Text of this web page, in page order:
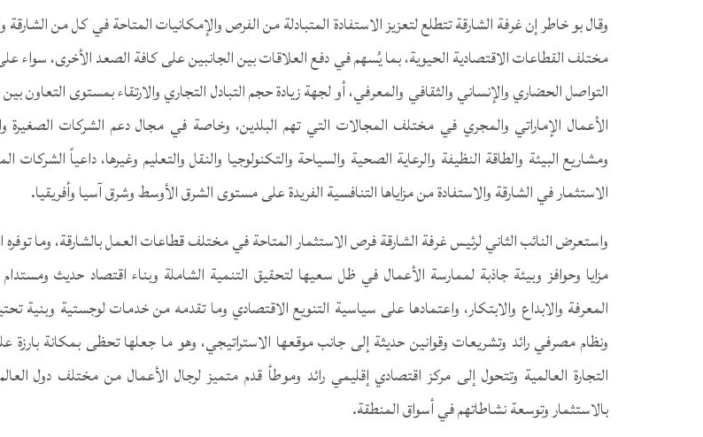
وقال بو خاطر إن غرفة الشارقة تتطلع لتعزيز الاستفادة المتبادلة من الفرص والإمكانيات المتاحة في كل من
مختلف القطاعات الاقتصادية الحيوية، بما يُسهم في دفع العلاقات بين الجانبين على كافة الصعد الأخرى، سواء
التواصل الحضاري والإنساني والثقافي والمعرفي، أو لجهة زيادة حجم التبادل التجاري والارتقاء بمستوى التعاون
الأعمال الإماراتي والمجري في مختلف المجالات التي تهم البلدين، وخاصة في مجال دعم الشركات الصغيرة
ومشاريع البيئة والطاقة النظيفة والرعاية الصحية والسياحة والتكنولوجيا والنقل والتعليم وغيرها، داعياً الشركات
الاستثمار في الشارقة والاستفادة من مزاياها التنافسية الفريدة على مستوى الشرق الأوسط وشرق آسيا وأفريقيا.
واستعرض النائب الثاني لرئيس غرفة الشارقة فرص الاستثمار المتاحة في مختلف قطاعات العمل بالشارقة، وما توفره
مزايا وحوافز وبيئة جاذبة لممارسة الأعمال في ظل سعيها لتحقيق التنمية الشاملة وبناء اقتصاد حديث
المعرفة والابداع والابتكار، واعتمادها على سياسية التنويع الاقتصادي وما تقدمه من خدمات لوجستية وبنية
ونظام مصرفي رائد وتشريعات وقوانين حديثة إلى جانب موقعها الاستراتيجي، وهو ما جعلها تحظى بمكانة بارزة
التجارة العالمية وتتحول إلى مركز اقتصادي إقليمي رائد وموطأ قدم متميز لرجال الأعمال من مختلف دول
بالاستثمار وتوسعة نشاطاتهم في أسواق المنطقة.